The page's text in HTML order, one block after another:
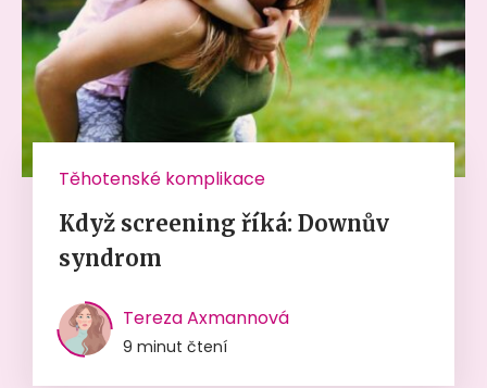
Těhotenské komplikace
Když screening říká: Downův
syndrom
Tereza Axmannová
9 minut čtení